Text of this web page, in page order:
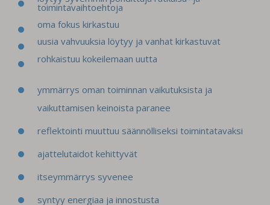
toimintavaihtoehtoja
oma fokus kirkastuu
uusia vahvuuksia löytyy ja vanhat kirkastuvat
rohkaistuu kokeilemaan uutta
ymmärrys oman toiminnan vaikutuksista ja
vaikuttamisen keinoista paranee
reflektointi muuttuu säännölliseksi toimintatavaksi
ajattelutaidot kehittyvät
itseymmärrys syvenee
syntyy energiaa ja innostusta